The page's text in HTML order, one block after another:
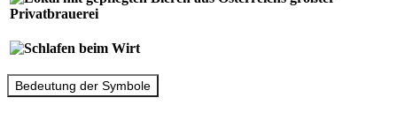
Bedeutung der Symbole